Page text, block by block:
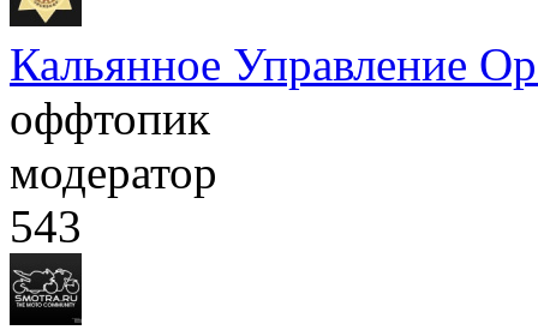
Кальянное Управление
оффтопик
модератор
543